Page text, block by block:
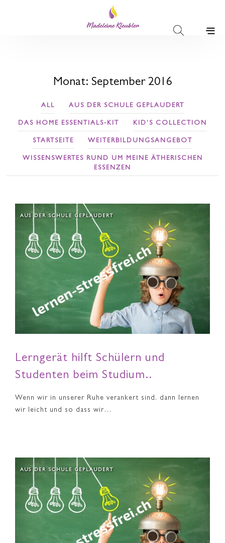
Monat: September 2016
ALL AUS DER SCHULE GEPLAUDERT
DAS HOME ESSENTIALS-KIT KID'S COLLECTION
STARTSEITE WEITERBILDUNGSANGEBOT
WISSENSWERTES RUND UM MEINE ÄTHERISCHEN
ESSENZEN
AUS DER SCHULE GEPLAUDERT
Lerngerät hilft Schülern und
Studenten beim Studium..
Wenn wir in unserer Ruhe verankert sind, dann lernen
wir leicht und so dass wir…
AUS DER SCHULE GEPLAUDERT